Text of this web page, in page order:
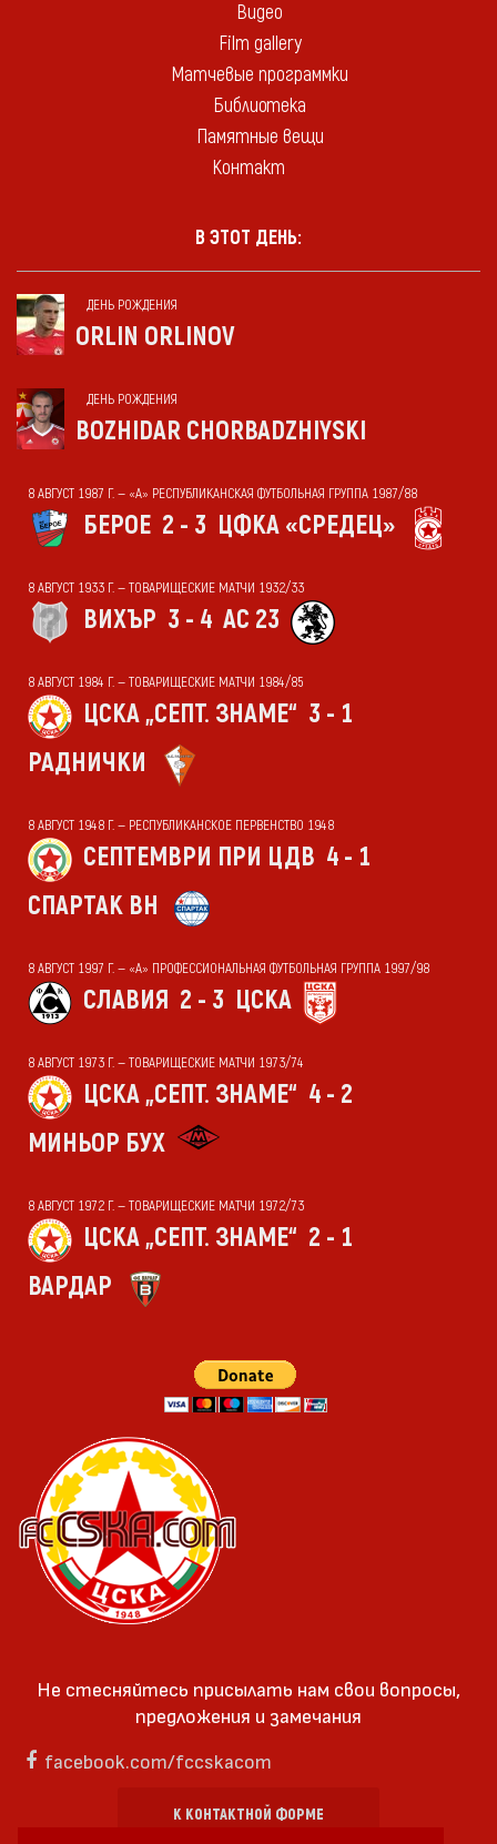
Видео
Film gallery
Матчевые программки
Библиотека
Памятные вещи
Контакт
В ЭТОТ ДЕНЬ:
ДЕНЬ РОЖДЕНИЯ
ORLIN ORLINOV
ДЕНЬ РОЖДЕНИЯ
BOZHIDAR CHORBADZHIYSKI
8 АВГУСТ 1987 Г. — «А» РЕСПУБЛИКАНСКАЯ ФУТБОЛЬНАЯ ГРУППА 1987/88
БЕРОЕ 2 - 3 ЦФКА «СРЕДЕЦ»
8 АВГУСТ 1933 Г. — ТОВАРИЩЕСКИЕ МАТЧИ 1932/33
ВИХЪР 3 - 4 АС 23
8 АВГУСТ 1984 Г. — ТОВАРИЩЕСКИЕ МАТЧИ 1984/85
ЦСКА „СЕПТ. ЗНАМЕ“ 3 - 1
РАДНИЧКИ
8 АВГУСТ 1948 Г. — РЕСПУБЛИКАНСКОЕ ПЕРВЕНСТВО 1948
СЕПТЕМВРИ ПРИ ЦДВ 4 - 1
СПАРТАК ВН
8 АВГУСТ 1997 Г. — «А» ПРОФЕССИОНАЛЬНАЯ ФУТБОЛЬНАЯ ГРУППА 1997/98
СЛАВИЯ 2 - 3 ЦСКА
8 АВГУСТ 1973 Г. — ТОВАРИЩЕСКИЕ МАТЧИ 1973/74
ЦСКА „СЕПТ. ЗНАМЕ“ 4 - 2
МИНЬОР БУХ
8 АВГУСТ 1972 Г. — ТОВАРИЩЕСКИЕ МАТЧИ 1972/73
ЦСКА „СЕПТ. ЗНАМЕ“ 2 - 1
ВАРДАР
Не стесняйтесь присылать нам свои вопросы,
предложения и замечания
facebook.com/fccskacom
К КОНТАКТНОЙ ФОРМЕ